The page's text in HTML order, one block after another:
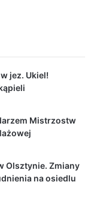
jez. Ukiel!
Mistrzostw
Olsztynie. Zmiany
na osiedlu